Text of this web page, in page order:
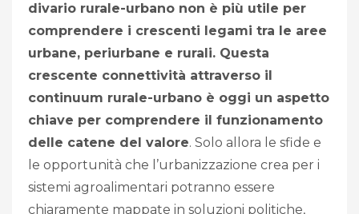
divario rurale-urbano non è più utile per
comprendere i crescenti legami tra le aree
urbane, periurbane e rurali. Questa
crescente connettività attraverso il
continuum rurale-urbano è oggi un aspetto
chiave per comprendere il funzionamento
delle catene del valore. Solo allora le sfide e
le opportunità che l’urbanizzazione crea per i
sistemi agroalimentari potranno essere
chiaramente mappate in soluzioni politiche,